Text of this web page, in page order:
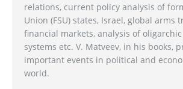
relations, current policy analysis of
Union (FSU) states, Israel, global arms
financial markets, analysis of
systems etc. V. Matveev, in his books,
important events in political and
world.